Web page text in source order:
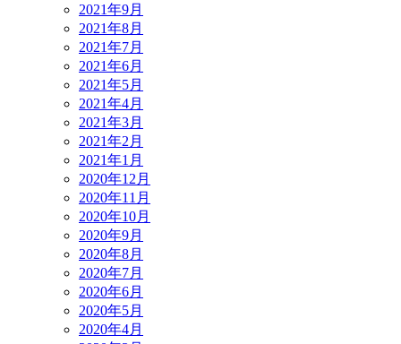
2021年9月
2021年8月
2021年7月
2021年6月
2021年5月
2021年4月
2021年3月
2021年2月
2021年1月
2020年12月
2020年11月
2020年10月
2020年9月
2020年8月
2020年7月
2020年6月
2020年5月
2020年4月